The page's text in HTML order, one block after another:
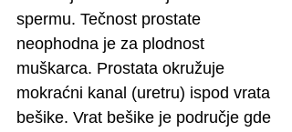
spermu. Tečnost prostate
neophodna je za plodnost
muškarca. Prostata okružuje
mokraćni kanal (uretru) ispod vrata
bešike. Vrat bešike je područje gde